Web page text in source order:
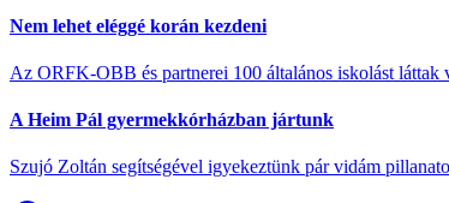
Nem lehet eléggé korán kezdeni
Az ORFK-OBB és partnerei 100 általános iskolást láttak
A Heim Pál gyermekkórházban jártunk
Szujó Zoltán segítségével igyekeztünk pár vidám